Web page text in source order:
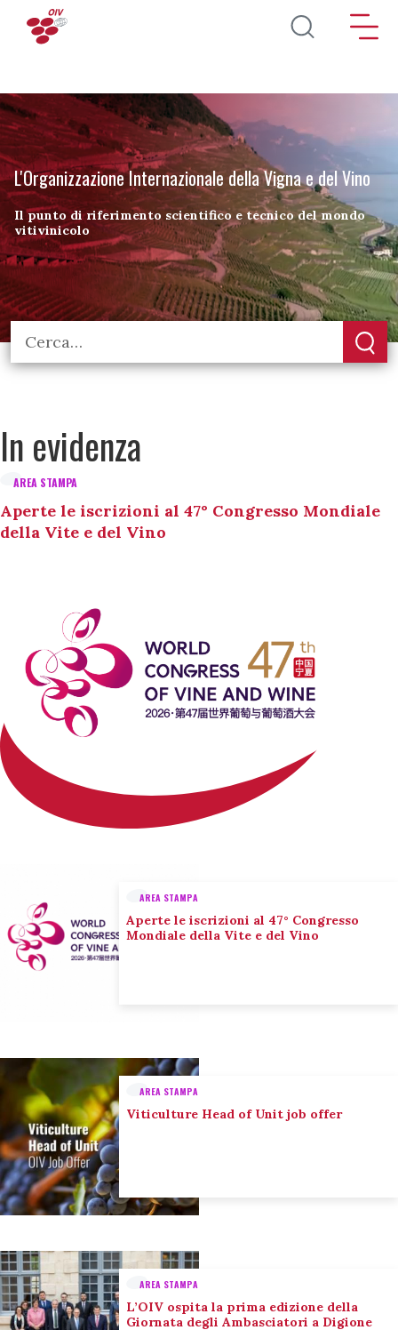
Salta al contenuto principale
L'Organizzazione Internazionale della Vigna e del Vino
Il punto di riferimento scientifico e tecnico del mondo
vitivinicolo
In evidenza
AREA STAMPA
Aperte le iscrizioni al 47° Congresso Mondiale
della Vite e del Vino
AREA STAMPA
Aperte le iscrizioni al 47° Congresso
Mondiale della Vite e del Vino
AREA STAMPA
Viticulture Head of Unit job offer
AREA STAMPA
L’OIV ospita la prima edizione della
Giornata degli Ambasciatori a Digione